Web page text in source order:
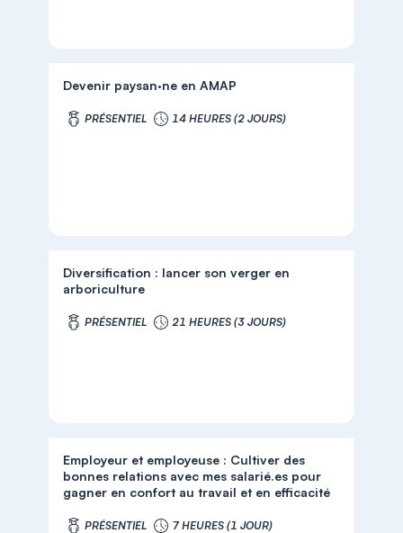
Devenir paysan·ne en AMAP
PRÉSENTIEL 14 HEURES (2 JOURS)
Diversification : lancer son verger en
arboriculture
PRÉSENTIEL 21 HEURES (3 JOURS)
Employeur et employeuse : Cultiver des
bonnes relations avec mes salarié.es pour
gagner en confort au travail et en efficacité
PRÉSENTIEL 7 HEURES (1 JOUR)